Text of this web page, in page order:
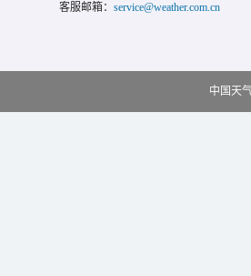
客服邮箱： service@weather.com.cn
中国天